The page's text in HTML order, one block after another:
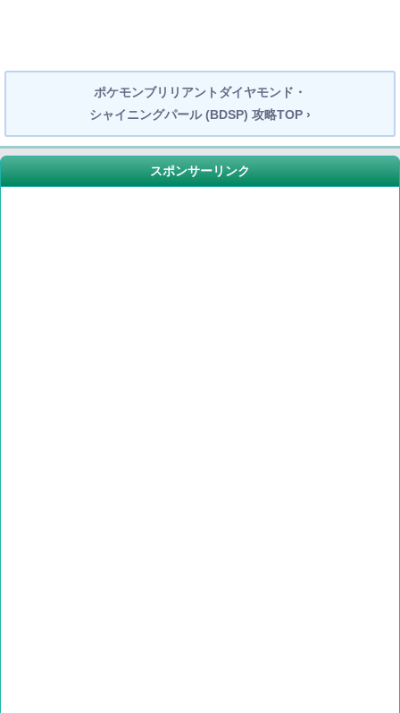
ポケモンブリリアントダイヤモンド・
シャイニングパール (BDSP) 攻略TOP ›
スポンサーリンク